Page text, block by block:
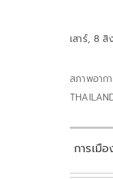
เสาร์, 8
สภาพอาก
การเมือ